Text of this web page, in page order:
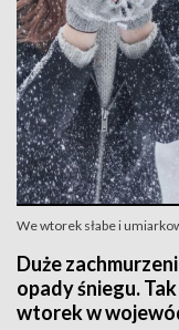
We wtorek słabe i
Duże
opady śniegu.
wtorek w